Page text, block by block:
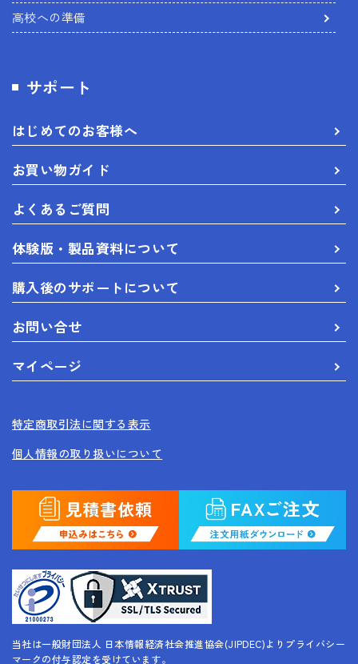
高校への準備
サポート
はじめてのお客様へ
お買い物ガイド
よくあるご質問
体験版・製品資料について
購入後のサポートについて
お問い合せ
マイページ
当社は一般財団法人 日本情報経済社会推進協会(JIPDEC)よりプライバシー
マークの付与認定を受けています。
特定商取引法に関する表示
個人情報の取り扱いについて